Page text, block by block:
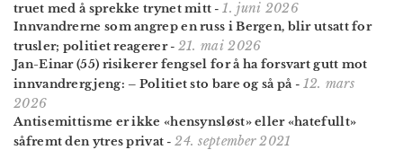
truet med å sprekke trynet mitt - 1. juni 2026
Innvandrerne som angrep en russ i Bergen, blir utsatt for
trusler; politiet reagerer- 21. mai 2026
Jan-Einar (55) risikerer fengsel for å ha forsvart gutt mot
innvandrer­gjeng: – Politiet sto bare og så på - 12. mars
2026
Antisemittisme er ikke «hensynsløst» eller «hatefullt»
såfremt den ytres privat - 24. september 2021